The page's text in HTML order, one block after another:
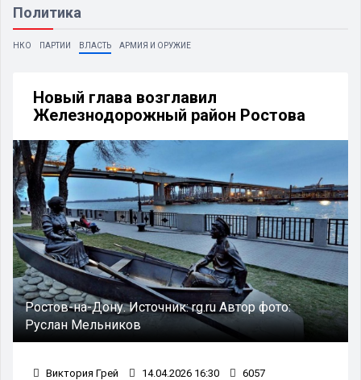
Политика
НКО ПАРТИИ ВЛАСТЬ АРМИЯ И ОРУЖИЕ
Новый глава возглавил
Железнодорожный район Ростова
Ростов-на-Дону.Источник:rg.ruАвтор фото:
Руслан Мельников
Виктория Грей 14.04.2026 16:30 6057